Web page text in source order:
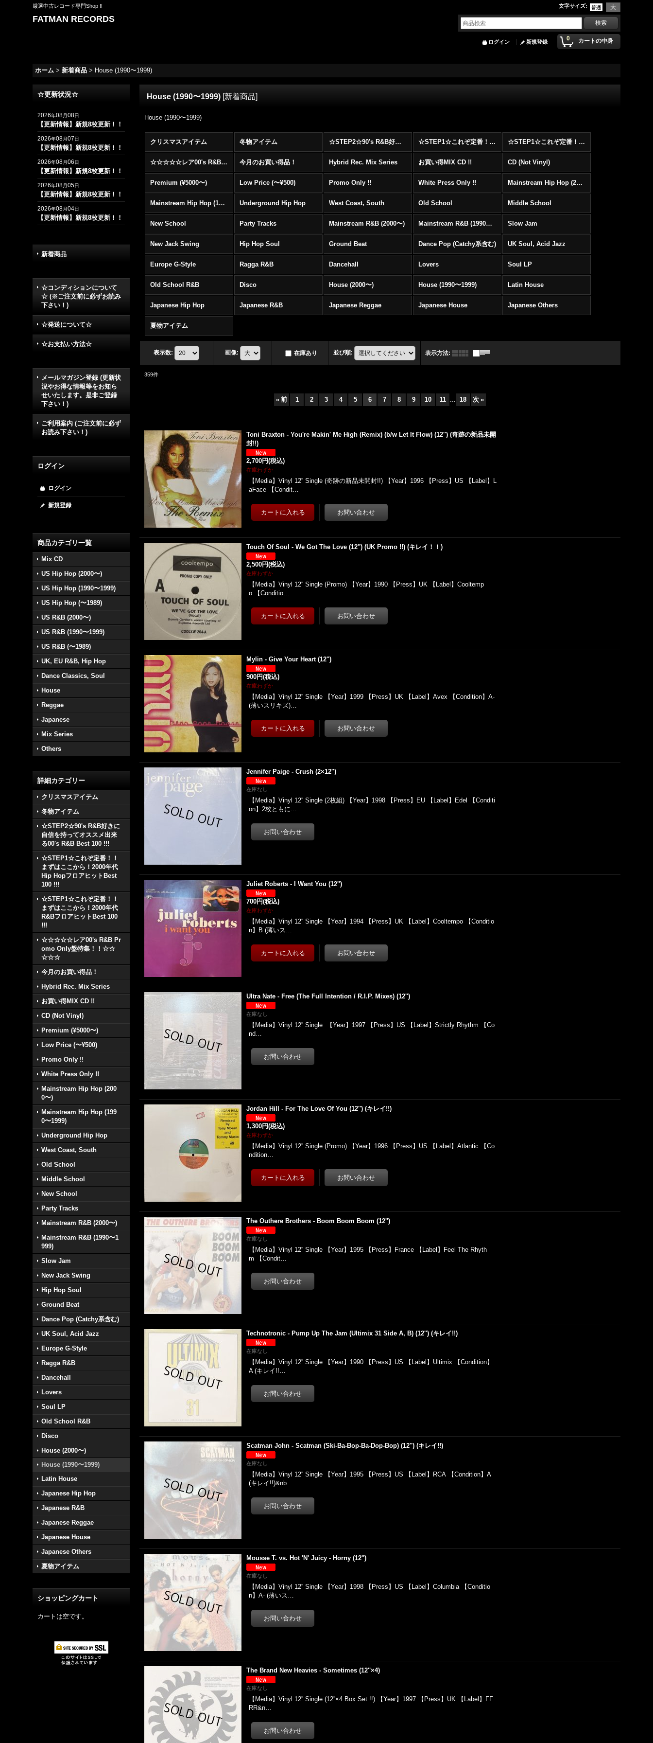
厳選中古レコード専門Shop !! 文字サイズ:
FATMAN RECORDS
0 カートの中身
ログイン 新規登録
ホーム > 新着商品 > House (1990〜1999)
☆更新状況☆
2026年08月08日
【更新情報】新規8枚更新！！
2026年08月07日
【更新情報】新規8枚更新！！
2026年08月06日
【更新情報】新規8枚更新！！
2026年08月05日
【更新情報】新規8枚更新！！
2026年08月04日
【更新情報】新規8枚更新！！
新着商品
☆コンディションについて
☆ (※ご注文前に必ずお読み
下さい！)
☆発送について☆
☆お支払い方法☆
メールマガジン登録 (更新状
況やお得な情報等をお知ら
せいたします。是非ご登録
下さい！)
ご利用案内 (ご注文前に必ず
お読み下さい！)
ログイン
ログイン
新規登録
商品カテゴリ一覧
Mix CD
US Hip Hop (2000〜)
US Hip Hop (1990〜1999)
US Hip Hop (〜1989)
US R&B (2000〜)
US R&B (1990〜1999)
US R&B (〜1989)
UK, EU R&B, Hip Hop
Dance Classics, Soul
House
Reggae
Japanese
Mix Series
Others
詳細カテゴリー
クリスマスアイテム
冬物アイテム
☆STEP2☆90's R&B好きに
自信を持ってオススメ出来
る00's R&B Best 100 !!!
☆STEP1☆これぞ定番！！
まずはここから！2000年代
Hip HopフロアヒットBest
100 !!!
☆STEP1☆これぞ定番！！
まずはここから！2000年代
R&BフロアヒットBest 100
!!!
☆☆☆☆☆レア00's R&B Pr
omo Only盤特集！！☆☆
☆☆☆
今月のお買い得品！
Hybrid Rec. Mix Series
お買い得MIX CD !!
CD (Not Vinyl)
Premium (¥5000〜)
Low Price (〜¥500)
Promo Only !!
White Press Only !!
Mainstream Hip Hop (200
0〜)
Mainstream Hip Hop (199
0〜1999)
Underground Hip Hop
West Coast, South
Old School
Middle School
New School
Party Tracks
Mainstream R&B (2000〜)
Mainstream R&B (1990〜1
999)
Slow Jam
New Jack Swing
Hip Hop Soul
Ground Beat
Dance Pop (Catchy系含む)
UK Soul, Acid Jazz
Europe G-Style
Ragga R&B
Dancehall
Lovers
Soul LP
Old School R&B
Disco
House (2000〜)
House (1990〜1999)
Latin House
Japanese Hip Hop
Japanese R&B
Japanese Reggae
Japanese House
Japanese Others
夏物アイテム
ショッピングカート
カートは空です。
House (1990〜1999) [新着商品]
House (1990〜1999)
クリスマスアイテム 冬物アイテム ☆STEP2☆90's R&B好きに自信を持ってオススメ出来る00's R&B Best 100 !!! ☆STEP1☆これぞ定番！！まずはここから！2000年代Hip HopフロアヒットBest 100 !!! ☆STEP1☆これぞ定番！！まずはここから！2000年代R&BフロアヒットBest 100 !!!
☆☆☆☆☆レア00's R&B Promo Only盤特集！！☆☆☆☆☆ 今月のお買い得品！ Hybrid Rec. Mix Series お買い得MIX CD !! CD (Not Vinyl)
Premium (¥5000〜) Low Price (〜¥500) Promo Only !! White Press Only !! Mainstream Hip Hop (2000〜)
Mainstream Hip Hop (1990〜1999) Underground Hip Hop West Coast, South Old School Middle School
New School Party Tracks Mainstream R&B (2000〜) Mainstream R&B (1990〜1999) Slow Jam
New Jack Swing Hip Hop Soul Ground Beat Dance Pop (Catchy系含む) UK Soul, Acid Jazz
Europe G-Style Ragga R&B Dancehall Lovers Soul LP
Old School R&B Disco House (2000〜) House (1990〜1999) Latin House
Japanese Hip Hop Japanese R&B Japanese Reggae Japanese House Japanese Others
夏物アイテム
表示数: 画像: 在庫あり 並び順: 表示方法:
359件
« 前 1 2 3 4 5 6 7 8 9 10 11 ... 18 次 »
Toni Braxton - You're Makin' Me High (Remix) (b/w Let It Flow) (12'') (奇跡の新品未開
封!!)
2,700円(税込)
在庫わずか
【Media】Vinyl 12'' Single (奇跡の新品未開封!!) 【Year】1996 【Press】US 【Label】L
aFace 【Condit…
Touch Of Soul - We Got The Love (12'') (UK Promo !!) (キレイ！！)
2,500円(税込)
在庫わずか
【Media】Vinyl 12'' Single (Promo) 【Year】1990 【Press】UK 【Label】Cooltemp
o 【Conditio…
Mylin - Give Your Heart (12'')
900円(税込)
在庫わずか
【Media】Vinyl 12'' Single 【Year】1999 【Press】UK 【Label】Avex 【Condition】A-
(薄いスリキズ)…
Jennifer Paige - Crush (2×12'')
在庫なし
【Media】Vinyl 12'' Single (2枚組) 【Year】1998 【Press】EU 【Label】Edel 【Conditi
on】2枚ともに…
Juliet Roberts - I Want You (12'')
700円(税込)
在庫わずか
【Media】Vinyl 12'' Single 【Year】1994 【Press】UK 【Label】Cooltempo 【Conditio
n】B (薄いス…
Ultra Nate - Free (The Full Intention / R.I.P. Mixes) (12'')
在庫なし
【Media】Vinyl 12'' Single 【Year】1997 【Press】US 【Label】Strictly Rhythm 【Co
nd…
Jordan Hill - For The Love Of You (12'') (キレイ!!)
1,300円(税込)
在庫わずか
【Media】Vinyl 12'' Single (Promo) 【Year】1996 【Press】US 【Label】Atlantic 【Co
ndition…
The Outhere Brothers - Boom Boom Boom (12'')
在庫なし
【Media】Vinyl 12'' Single 【Year】1995 【Press】France 【Label】Feel The Rhyth
m 【Condit…
Technotronic - Pump Up The Jam (Ultimix 31 Side A, B) (12'') (キレイ!!)
在庫なし
【Media】Vinyl 12'' Single 【Year】1990 【Press】US 【Label】Ultimix 【Condition】
A (キレイ!!…
Scatman John - Scatman (Ski-Ba-Bop-Ba-Dop-Bop) (12'') (キレイ!!)
在庫なし
【Media】Vinyl 12'' Single 【Year】1995 【Press】US 【Label】RCA 【Condition】A
(キレイ!!)&nb…
Mousse T. vs. Hot 'N' Juicy - Horny (12'')
在庫なし
【Media】Vinyl 12'' Single 【Year】1998 【Press】US 【Label】Columbia 【Conditio
n】A- (薄いス…
The Brand New Heavies - Sometimes (12''×4)
在庫なし
【Media】Vinyl 12'' Single (12''×4 Box Set !!) 【Year】1997 【Press】UK 【Label】FF
RR&n…